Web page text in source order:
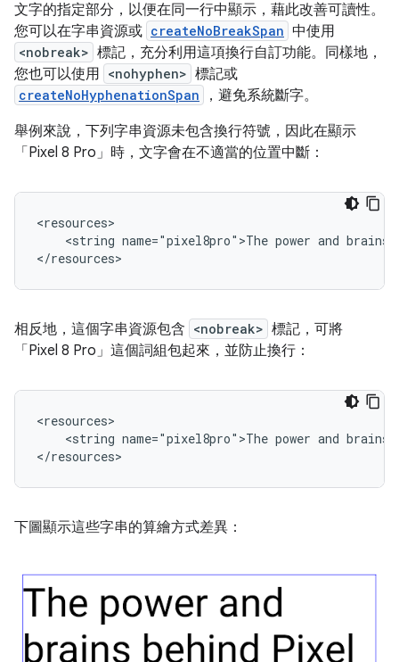
文字的指定部分，以便在同一行中顯示，藉此改善可讀性。
您可以在字串資源或 createNoBreakSpan 中使用
<nobreak> 標記，充分利用這項換行自訂功能。同樣地，
您也可以使用 <nohyphen> 標記或
createNoHyphenationSpan
，避免系統斷字。
舉例來說，下列字串資源未包含換行符號，因此在顯示
「Pixel 8 Pro」時，文字會在不適當的位置中斷：
<string name="pixel8pro">The power and brains
相反地，這個字串資源包含 <nobreak> 標記，可將
「Pixel 8 Pro」這個詞組包起來，並防止換行：
<string name="pixel8pro">The power and brains
下圖顯示這些字串的算繪方式差異：